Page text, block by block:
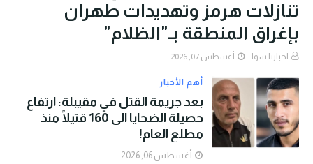
تنازلات هرمز وتهديدات طهران
بإغراق المنطقة بـ"الظلام"
اخبارنا سوا أغسطس 07, 2026
أهم الأخبار
بعد جريمة القتل في مقيبلة: ارتفاع
حصيلة الضحايا الى 160 قتيلًا منذ
مطلع العام!
أغسطس 06, 2026